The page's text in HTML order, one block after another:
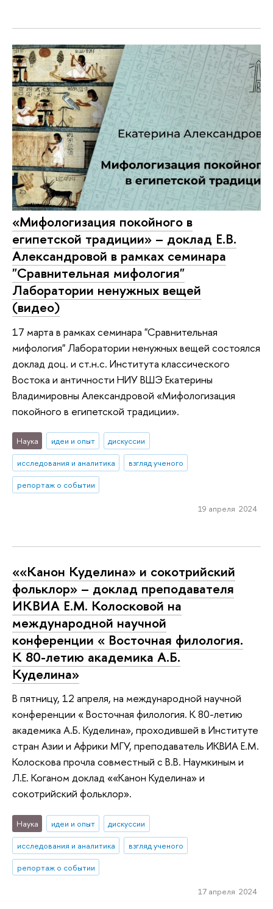
«Мифологизация покойного в
египетской традиции» – доклад Е.В.
Александровой в рамках семинара
"Сравнительная мифология"
Лаборатории ненужных вещей
(видео)
17 марта в рамках семинара "Сравнительная
мифология" Лаборатории ненужных вещей состоялся
доклад доц. и ст.н.с. Института классического
Востока и античности НИУ ВШЭ Екатерины
Владимировны Александровой «Мифологизация
покойного в египетской традиции».
Наука идеи и опыт
дискуссии
исследования и аналитика
взгляд ученого
репортаж о событии
19 апреля 2024
««Канон Куделина» и сокотрийский
фольклор» – доклад преподавателя
ИКВИА Е.М. Колосковой на
международной научной
конференции « Восточная филология.
К 80-летию академика А.Б.
Куделина»
В пятницу, 12 апреля, на международной научной
конференции « Восточная филология. К 80-летию
академика А.Б. Куделина», проходившей в Институте
стран Азии и Африки МГУ, преподаватель ИКВИА Е.М.
Колоскова прочла совместный с В.В. Наумкиным и
Л.Е. Коганом доклад ««Канон Куделина» и
сокотрийский фольклор».
Наука идеи и опыт
дискуссии
исследования и аналитика
взгляд ученого
репортаж о событии
17 апреля 2024